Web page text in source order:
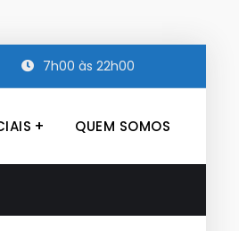
7h00 às 22h00
QUEM SOMOS